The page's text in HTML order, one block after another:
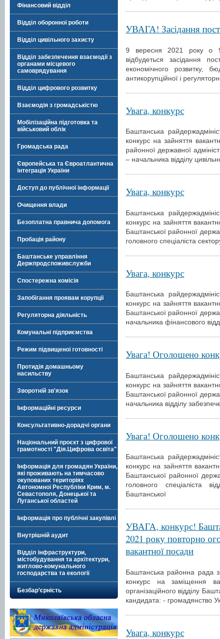
Фінансовий відділ
Відділ оборонної роботи
Відділ цивільного захисту
Відділ забезпечення взаємодії з
органами місцевого
самоврядування
Відділ цифрового розвитку
Взаємодія з громадськістю
Мобілізаційна підготовка та
військовий облік
Громадська рада
Європейська та Євроатлантична
інтеграція України
Доступ до публічної інформації
Очищення влади
Безоплатна правнича допомога
Пробація району
Баштанське управління
Держпродспоживслужби
Спостережна комісія
Запобігання проявам корупції
Регуляторна діяльність
Комунальні підприємства
Режим підвищеної готовності
Протидія домашньому
насильству
Зворотній зв'язок
Інформаційні ресурси
Консультативно-дорадчі органи
Національний проєкт з цифрової
грамотності "Дія.Цифрова освіта"
Інформація для громадян України,
які проживають на тимчасово
окупованих територіях
Автономної Республіки Крим, м.
Севастополя, Донецької та
Луганської областей
Інформація про публічні закупівлі
Внутрішній аудит
Відділ інфраструктури,
містобудування та архітектури,
житлово-комунального
господарства та екології
Безбар’єрність
УВАГА! Засідання
9 вересня 2021 року о 9
відбудеться засідання
економічного розвитку,
антикорупційної і
Увага, конкурс
Баштанська
конкурс на зайняття
районної державної
– начальника відділу
Увага, конкурс
Баштанська
конкурс на зайняття
Баштанської районної
головного спеціаліста
Увага, конкурс
Баштанська
конкурс на зайняття
Баштанської районної
начальника фінансового
Увага! Оголошено
Баштанська
конкурс на зайняття
Баштанської районної
начальника відділу
Увага! Оголошено
Баштанська
конкурс на зайняття
Баштанської районної
головного спеціаліста
Баштанської
УВАГА, конкурс!
2021 року повторно
вакантної посади
Баштанська районна рада
конкурс на заміщення
організаційного відділу
кандидата: - громадянство
Увага, конкурс